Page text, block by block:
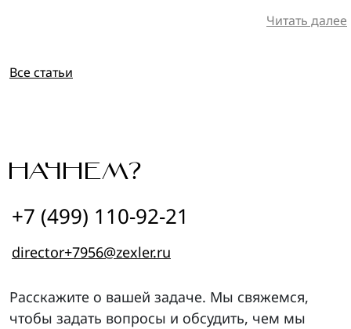
Читать далее
Все статьи
НАЧНЕМ?
Расскажите о вашей задаче. Мы свяжемся,
чтобы задать вопросы и обсудить, чем мы
+7 (499) 110-92-21
director+7956@zexler.ru